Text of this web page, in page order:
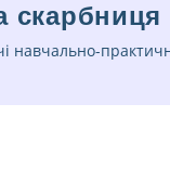
навчально-